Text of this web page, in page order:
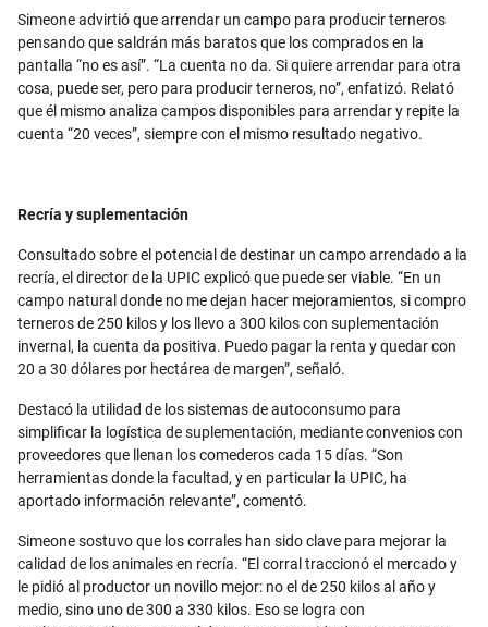
Simeone advirtió que arrendar un campo para producir terneros
pensando que saldrán más baratos que los comprados en la
pantalla “no es así”. “La cuenta no da. Si quiere arrendar para otra
cosa, puede ser, pero para producir terneros, no”, enfatizó. Relató
que él mismo analiza campos disponibles para arrendar y repite la
cuenta “20 veces”, siempre con el mismo resultado negativo.
Recría y suplementación
Consultado sobre el potencial de destinar un campo arrendado a la
recría, el director de la UPIC explicó que puede ser viable. “En un
campo natural donde no me dejan hacer mejoramientos, si compro
terneros de 250 kilos y los llevo a 300 kilos con suplementación
invernal, la cuenta da positiva. Puedo pagar la renta y quedar con
20 a 30 dólares por hectárea de margen”, señaló.
Destacó la utilidad de los sistemas de autoconsumo para
simplificar la logística de suplementación, mediante convenios con
proveedores que llenan los comederos cada 15 días. “Son
herramientas donde la facultad, y en particular la UPIC, ha
aportado información relevante”, comentó.
Simeone sostuvo que los corrales han sido clave para mejorar la
calidad de los animales en recría. “El corral traccionó el mercado y
le pidió al productor un novillo mejor: no el de 250 kilos al año y
medio, sino uno de 300 a 330 kilos. Eso se logra con